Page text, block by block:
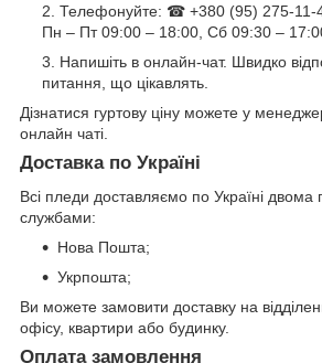
Телефонуйте: ☎ +380 (95) 275-
Пн – Пт 09:00 – 18:00, Сб 09:30 –
Напишіть в онлайн-чат. Швидко
питання, що цікавлять.
Дізнатися гуртову ціну можете у
онлайн чаті.
Доставка по Україні
Всі пледи доставляємо по Україні
службами:
Нова Пошта;
Укрпошта;
Ви можете замовити доставку на
офісу, квартири або будинку.
Оплата замовлення